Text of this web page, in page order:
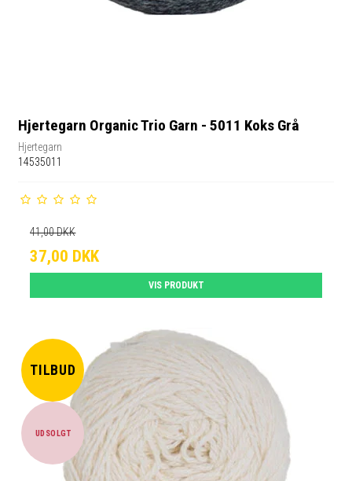
Hjertegarn Organic Trio Garn - 5011 Koks Grå
Hjertegarn
14535011
41,00 DKK
37,00 DKK
VIS PRODUKT
TILBUD
UDSOLGT